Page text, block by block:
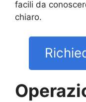
facili da
chiaro.